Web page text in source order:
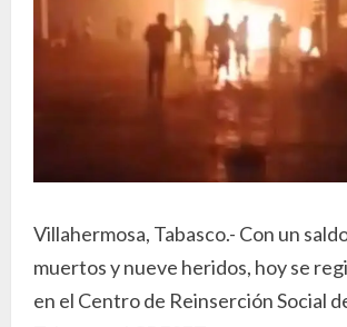
Villahermosa, Tabasco.- Con un
muertos y nueve heridos, hoy se
en el Centro de Reinserción Social